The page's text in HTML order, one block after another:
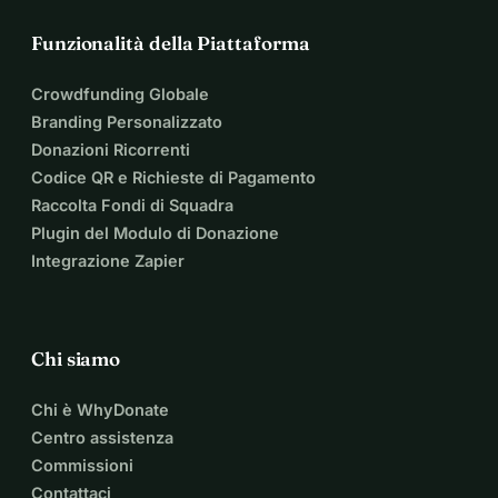
Funzionalità della Piattaforma
Crowdfunding Globale
Branding Personalizzato
Donazioni Ricorrenti
Codice QR e Richieste di Pagamento
Raccolta Fondi di Squadra
Plugin del Modulo di Donazione
Integrazione Zapier
Chi siamo
Chi è WhyDonate
Centro assistenza
Commissioni
Contattaci